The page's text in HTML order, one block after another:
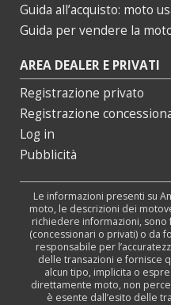
Guida all’acquisto: moto
Guida per vendere la
AREA DEALER E PRIVATI
Registrazione privato
Registrazione
Log in
Pubblicità
Le informazioni presenti su
moto, le descrizioni dei
richiedere informazioni,
(concessionari o privati) o da
responsabile per
delle transazioni e fornisce
alcun tipo, implicita o
direttamente moto, non
è esente dall’esito delle